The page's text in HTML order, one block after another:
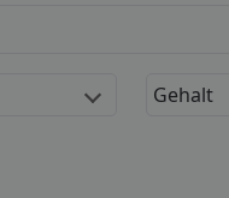
Gehalt